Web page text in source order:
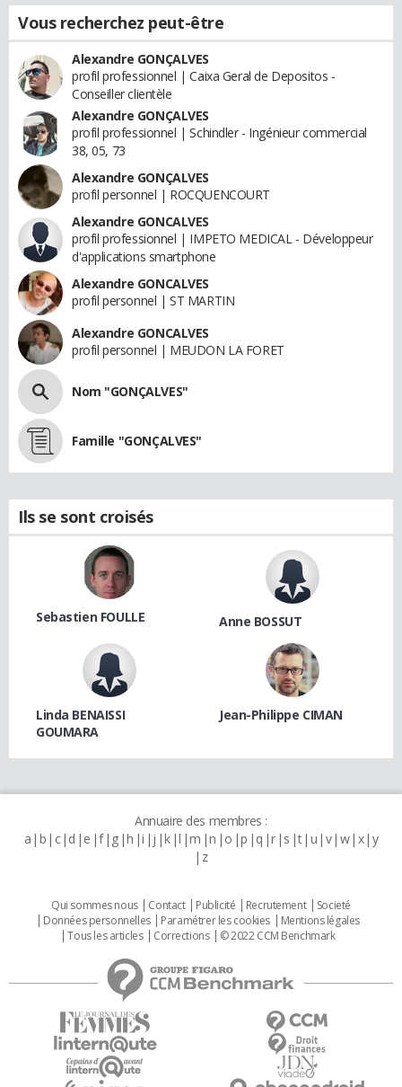
Vous recherchez peut-être
Alexandre GONÇALVES
profil professionnel | Caixa Geral de Depositos -
Conseiller clientèle
Alexandre GONÇALVES
profil professionnel | Schindler - Ingénieur commercial
38, 05, 73
Alexandre GONÇALVES
profil personnel | ROCQUENCOURT
Alexandre GONCALVES
profil professionnel | IMPETO MEDICAL - Développeur
d'applications smartphone
Alexandre GONCALVES
profil personnel | ST MARTIN
Alexandre GONCALVES
profil personnel | MEUDON LA FORET
Nom "GONÇALVES"
Famille "GONÇALVES"
Ils se sont croisés
Sebastien FOULLE Anne BOSSUT
Linda BENAISSI
GOUMARA
Jean-Philippe CIMAN
Annuaire des membres :
a b c d e f g h i j k l m n o p q r s t u v w x y
z
Qui sommes nous Contact Publicité Recrutement
Societé
Données personnelles
Paramétrer les cookies
Mentions légales
Tous les articles
Corrections © 2022 CCM Benchmark